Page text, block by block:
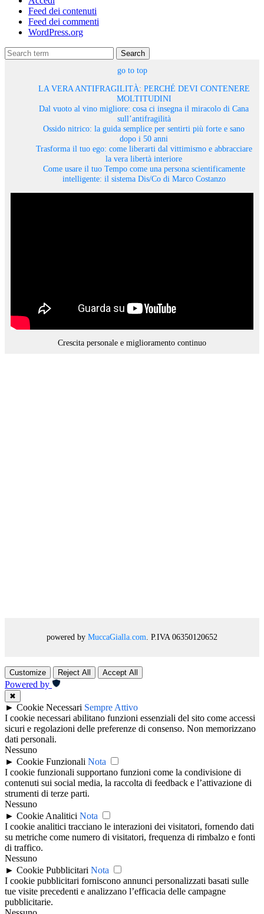
Feed dei contenuti
Feed dei commenti
WordPress.org
Search
go to top
LA VERA ANTIFRAGILITÀ: PERCHÉ DEVI CONTENERE
MOLTITUDINI
Dal vuoto al vino migliore: cosa ci insegna il miracolo di Cana
sull’antifragilità
Ossido nitrico: la guida semplice per sentirti più forte e sano
dopo i 50 anni
Trasforma il tuo ego: come liberarti dal vittimismo e abbracciare
la vera libertà interiore
Come usare il tuo Tempo come una persona scientificamente
intelligente: il sistema Dis/Co di Marco Costanzo
Crescita personale e miglioramento continuo
powered by MuccaGialla.com. P.IVA 06350120652
Customize Reject All Accept All
Powered by
✖
► Cookie Necessari Sempre Attivo
I cookie necessari abilitano funzioni essenziali del sito come accessi
sicuri e regolazioni delle preferenze di consenso. Non memorizzano
dati personali.
Nessuno
► Cookie Funzionali Nota
I cookie funzionali supportano funzioni come la condivisione di
contenuti sui social media, la raccolta di feedback e l’attivazione di
strumenti di terze parti.
Nessuno
► Cookie Analitici Nota
I cookie analitici tracciano le interazioni dei visitatori, fornendo dati
su metriche come numero di visitatori, frequenza di rimbalzo e fonti
di traffico.
Nessuno
► Cookie Pubblicitari Nota
I cookie pubblicitari forniscono annunci personalizzati basati sulle
tue visite precedenti e analizzano l’efficacia delle campagne
pubblicitarie.